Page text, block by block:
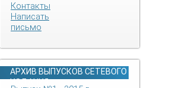
Контакты
Написать
письмо
АРХИВ ВЫПУСКОВ СЕТЕВОГО
ИЗДАНИЯ